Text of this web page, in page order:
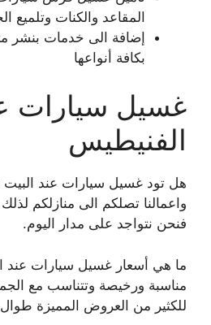
المقاعد والكنات وتلميع
إضافة الى خدمات بنشر
بكافة أنواعها
غسيل سيارات
الفنيطيس
هل تود غسيل سيارات عند البيت
واعمالنا تصلكم الى منازلكم لذلك
فنحن نتواجد على مدار اليوم.
ما هي أسعار غسيل سيارات عند
مناسبة ورخيصة وتتناسب مع
للكثير من العروض المميزة طوال